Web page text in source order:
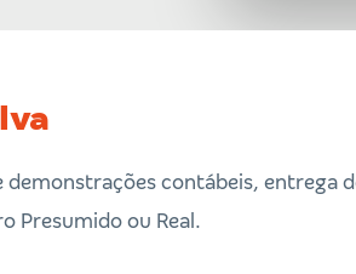
contábeis, entrega
Presumido ou Real.